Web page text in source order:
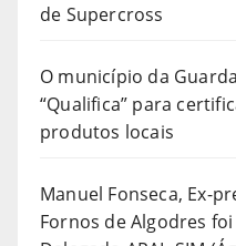
de Supercross
O município da
“Qualifica” para
produtos locais
Manuel Fonseca, Ex-
Fornos de Algodres